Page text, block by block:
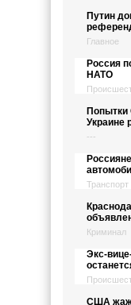
Путин
Главное
Россия
НАТО
Украине
---
Транспорт
Криминал
Экс-
США